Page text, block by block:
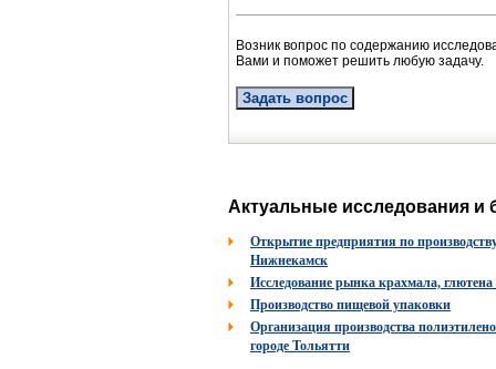
Возник вопрос по содержанию
Вами и поможет решить любую задачу.
Задать вопрос
Актуальные исследования и
Открытие предприятия по
Нижнекамск
Исследование рынка крахмала,
Производство пищевой упаковки
Организация производства
городе Тольятти